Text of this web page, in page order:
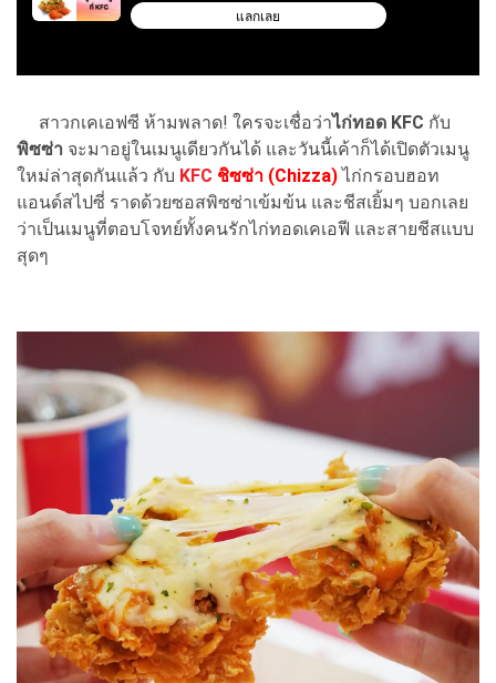
สาวกเคเอฟซี ห้ามพลาด! ใครจะเชื่อว่าไก่ทอด KFC กับ
พิซซ่า จะมาอยู่ในเมนูเดียวกันได้ และวันนี้เค้าก็ได้เปิดตัวเมนู
ใหม่ล่าสุดกันแล้ว กับ KFC ชิซซ่า (Chizza)ไก่กรอบฮอท
แอนด์สไปซี่ ราดด้วยซอสพิซซ่าเข้มข้น และชีสเยิ้มๆ บอกเลย
ว่าเป็นเมนูที่ตอบโจทย์ทั้งคนรักไก่ทอดเคเอฟี และสายชีสแบบ
สุดๆ